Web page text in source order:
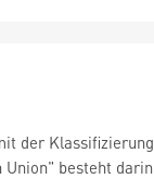
der
besteht